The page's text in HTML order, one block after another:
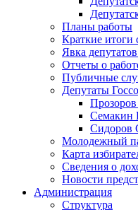
Планы работы
Краткие итоги
Явка
Отчеты о
Публичные
Депутаты
Семакин
Сидоров
Молодежный
Карта
Сведения о
Новости
Администрация
Структура